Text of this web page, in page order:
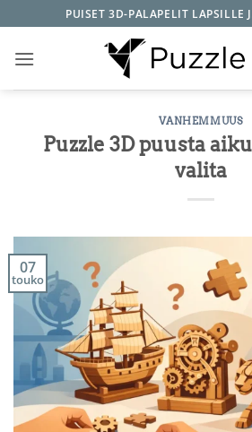
to
content
PUISET 3D-PALAPELIT LAPSILLE
VANHEMMUUS
Puzzle 3D puusta
valita
07
touko